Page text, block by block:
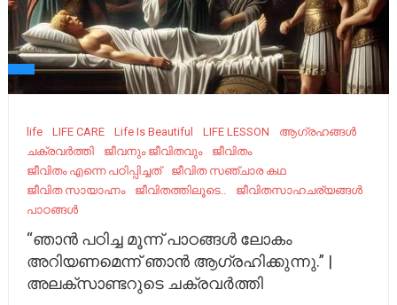
life LIFE CARE Life Is Beautiful LIFE LESSON
ആഗ്രഹങ്ങൾ
ചക്രവർത്തി
ജീവനും ജീവിതവും
ജീവിതം
ജീവിതം എന്നെ പഠിപ്പിച്ചത്
ജീവിത സഞ്ചാര കഥ
ജീവിത സായാഹ്നം
ജീവിതത്തിലൂടെ..
ജീവിതസാഹചര്യങ്ങൾ
പാഠങ്ങൾ
“ഞാൻ പഠിച്ച മൂന്ന് പാഠങ്ങൾ ലോകം
അറിയണമെന്ന് ഞാൻ ആഗ്രഹിക്കുന്നു.” |
അലക്സാണ്ടറുടെ ചക്രവർത്തി